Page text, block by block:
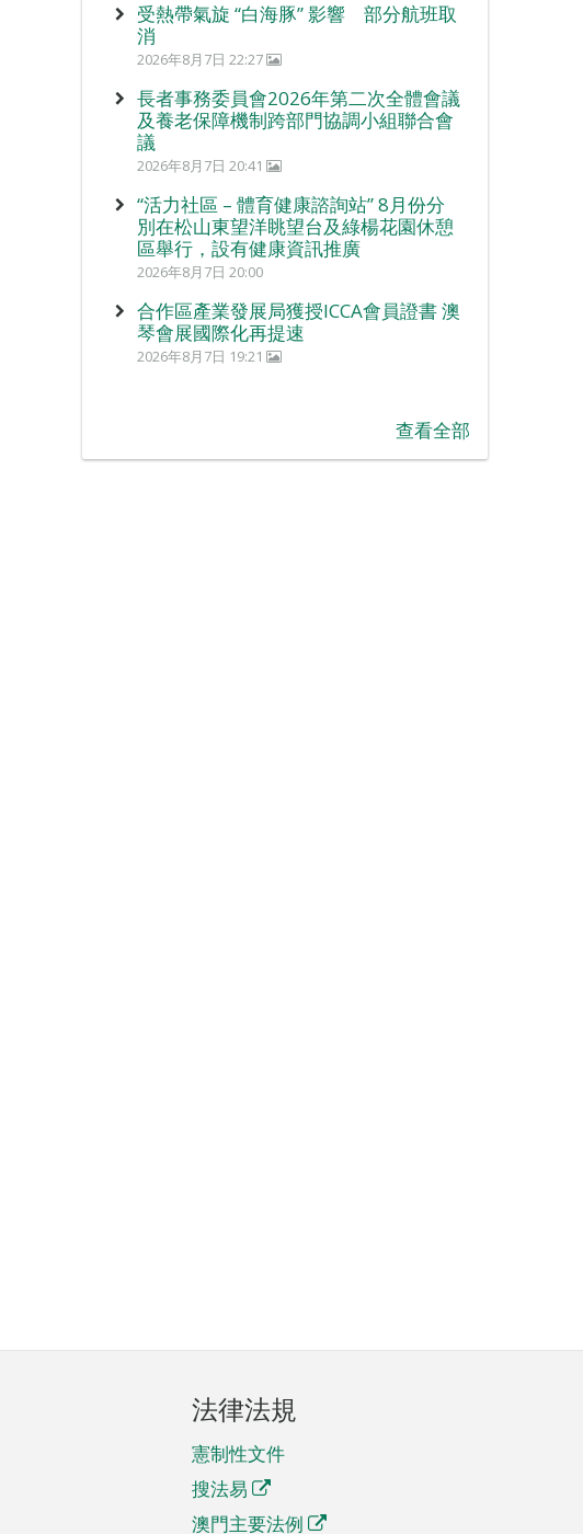
受熱帶氣旋 “白海豚” 影響 部分航班取
消
2026年8月7日 22:27
長者事務委員會2026年第二次全體會議
及養老保障機制跨部門協調小組聯合會
議
2026年8月7日 20:41
“活力社區 – 體育健康諮詢站” 8月份分
別在松山東望洋眺望台及綠楊花園休憩
區舉行，設有健康資訊推廣
2026年8月7日 20:00
合作區產業發展局獲授ICCA會員證書 澳
琴會展國際化再提速
2026年8月7日 19:21
查看全部
法律法規
憲制性文件
搜法易
澳門主要法例